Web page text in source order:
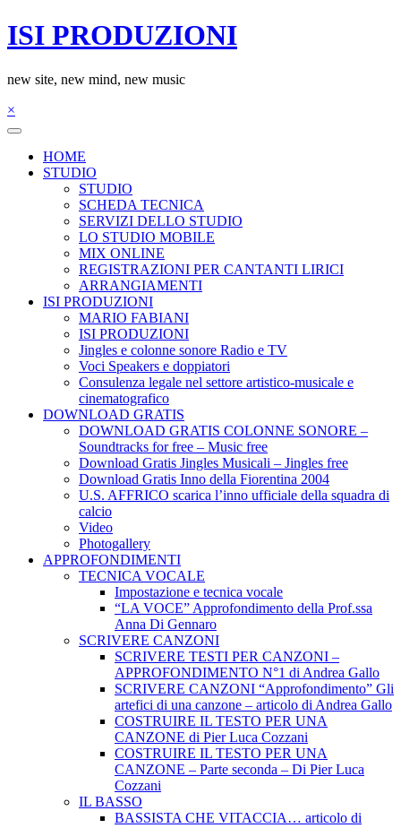
Salta
al
ISI PRODUZIONI
new site, new mind, new music
×
HOME
STUDIO
STUDIO
SCHEDA TECNICA
SERVIZI DELLO STUDIO
LO STUDIO MOBILE
MIX ONLINE
REGISTRAZIONI PER CANTANTI LIRICI
ARRANGIAMENTI
ISI PRODUZIONI
MARIO FABIANI
ISI PRODUZIONI
Jingles e colonne sonore Radio e TV
Voci Speakers e doppiatori
Consulenza legale nel settore artistico-musicale e
cinematografico
DOWNLOAD GRATIS
DOWNLOAD GRATIS COLONNE SONORE –
Soundtracks for free – Music free
Download Gratis Jingles Musicali – Jingles free
Download Gratis Inno della Fiorentina 2004
U.S. AFFRICO scarica l’inno ufficiale della squadra di
calcio
Video
Photogallery
APPROFONDIMENTI
TECNICA VOCALE
Impostazione e tecnica vocale
“LA VOCE” Approfondimento della Prof.ssa
Anna Di Gennaro
SCRIVERE CANZONI
SCRIVERE TESTI PER CANZONI –
APPROFONDIMENTO N°1 di Andrea Gallo
SCRIVERE CANZONI “Approfondimento” Gli
artefici di una canzone – articolo di Andrea Gallo
COSTRUIRE IL TESTO PER UNA
CANZONE di Pier Luca Cozzani
COSTRUIRE IL TESTO PER UNA
CANZONE – Parte seconda – Di Pier Luca
Cozzani
IL BASSO
BASSISTA CHE VITACCIA… articolo di